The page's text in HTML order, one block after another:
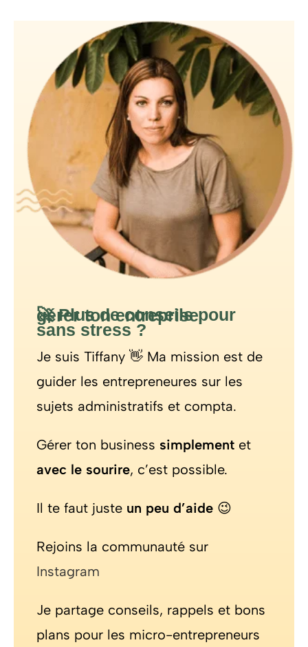
🚀
Plus de conseils pour gérer ton entreprise
sans stress ?
Je suis Tiffany 👋 Ma mission est de
guider les entrepreneures sur les
sujets administratifs et compta.
Gérer ton business simplementet
avec le sourire, c’est possible.
Il te faut juste un peu d’aide😉
Rejoins la communauté sur
Instagram
Je partage conseils, rappels et bons
plans pour les micro-entrepreneurs